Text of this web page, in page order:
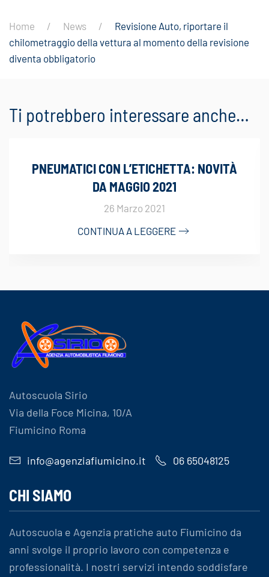
Home News
Revisione Auto, riportare il
chilometraggio della vettura al momento della revisione
diventa obbligatorio
Ti potrebbero interessare anche…
PNEUMATICI CON L’ETICHETTA: NOVITÀ
DA MAGGIO 2021
26 Marzo 2021
CONTINUA A LEGGERE
Autoscuola Sirio
Via della Foce Micina, 10/A
Fiumicino Roma
info@agenziafiumicino.it 06 65048125
CHI SIAMO
Autoscuola e Agenzia pratiche auto Fiumicino da
anni svolge il proprio lavoro con competenza e
professionalità. I nostri servizi intendo soddisfare